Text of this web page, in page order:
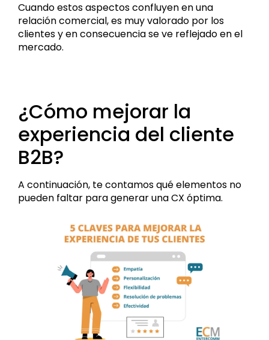
Cuando estos aspectos confluyen en una
relación comercial, es muy valorado por los
clientes y en consecuencia se ve reflejado en el
mercado.
¿Cómo mejorar la
experiencia del cliente
B2B?
A continuación, te contamos qué elementos no
pueden faltar para generar una CX óptima.